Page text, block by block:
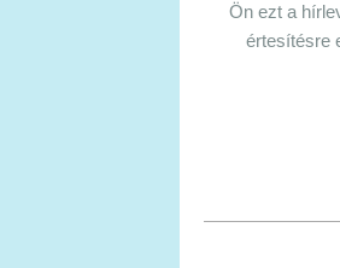
Ön ezt a
értesítésre